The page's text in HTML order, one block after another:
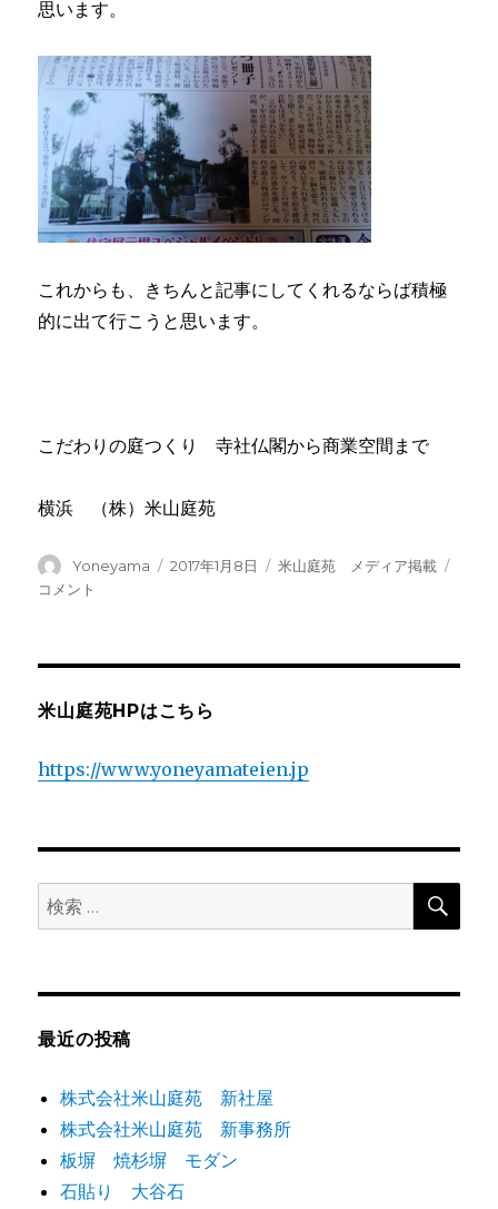
思います。
これからも、きちんと記事にしてくれるならば積極
的に出て行こうと思います。
こだわりの庭つくり 寺社仏閣から商業空間まで
横浜 （株）米山庭苑
投
稿
Yoneyama
投
2017年1月8日
カ
米山庭苑 メディア掲載
コメント
米山庭苑HPはこちら
https://www.yoneyamateien.jp
検
索:
検
最近の投稿
株式会社米山庭苑 新社屋
株式会社米山庭苑 新事務所
板塀 焼杉塀 モダン
石貼り 大谷石